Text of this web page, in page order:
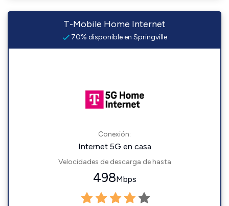
T-Mobile Home Internet
70% disponible en Springville
Conexión:
Internet 5G en casa
Velocidades de descarga de hasta
498Mbps